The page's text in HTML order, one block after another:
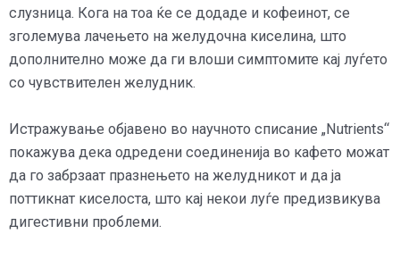
слузница. Кога на тоа ќе се додаде и кофеинот, се
зголемува лачењето на желудочна киселина, што
дополнително може да ги влоши симптомите кај луѓето
со чувствителен желудник.
Истражување објавено во научното списание „Nutrients“
покажува дека одредени соединенија во кафето можат
да го забрзаат празнењето на желудникот и да ја
поттикнат киселоста, што кај некои луѓе предизвикува
дигестивни проблеми.